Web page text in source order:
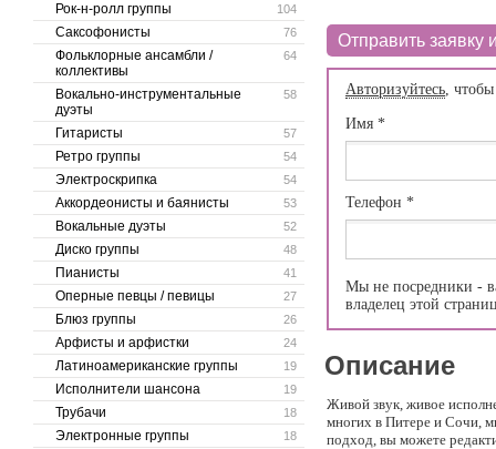
104
Рок-н-ролл группы
76
Саксофонисты
64
Фольклорные ансамбли /
коллективы
58
Вокально-инструментальные
дуэты
57
Гитаристы
54
Ретро группы
54
Электроскрипка
53
Аккордеонисты и баянисты
52
Вокальные дуэты
48
Диско группы
41
Пианисты
27
Оперные певцы / певицы
26
Блюз группы
24
Арфисты и арфистки
19
Латиноамериканские группы
19
Исполнители шансона
18
Трубачи
18
Электронные группы
Отправить заявку
Авторизуйтесь,
Имя *
Телефон *
Мы не посредники -
владелец этой
Описание
Живой звук, живое
многих в Питере и Сочи,
подход, вы можете